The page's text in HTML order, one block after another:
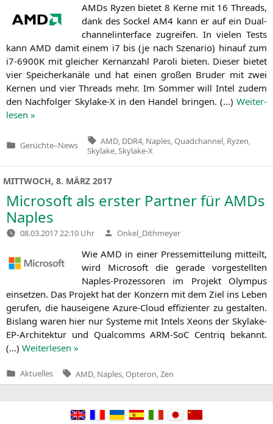
AMDs Ryzen bie­tet 8 Ker­ne mit 16 Threads,
dank des SockelAM4 kann er auf ein Dual­
chan­nelin­ter­face zugrei­fen. In vie­len Tests
kannAMD damit einem i7 bis (je nach Sze­na­rio) hin­auf zum
i7-6900K mit glei­cher Kern­an­zahl Paro­li bie­ten. Die­ser bie­tet
vier Spei­cher­ka­nä­le und hat einen gro­ßen Bru­der mit zwei
Ker­nen und vier Threads mehr. Im Som­mer will Intel zudem
den Nach­fol­ger Skylake‑X in den Han­del brin­gen. (…) Wei­ter­
le­sen »
Veröffentlicht
Gerüchte–News
Tags:
AMD DDR4 Naples Quadchannel Ryzen
Skylake, Skylake-X
MITTWOCH, 8. MÄRZ 2017
Microsoft als erster Partner für AMDs
Naples
08.03.2017 22:10 Uhr Verfasst
von
Onkel_Dithmeyer
WieAMD in einer Pres­se­mit­tei­lung mit­teilt,
wird Micro­soft die gera­de vor­ge­stell­ten
Nap­les-Pro­zes­so­ren im Pro­jekt Olym­pus
ein­set­zen. Das Pro­jekt hat der Kon­zern mit dem Ziel ins Leben
geru­fen, die haus­ei­ge­ne Azu­re-Cloud effi­zi­en­ter zu gestal­ten.
Bis­lang waren hier nur Sys­te­me mit Intels Xeons der Sky­la­ke-
EP-Archi­tek­tur und Qual­comms ARM-SoC Cen­triq bekannt.
(…) Wei­ter­le­sen »
Veröffentlicht
in
Aktuelles Tags:
AMD Naples Opteron Zen